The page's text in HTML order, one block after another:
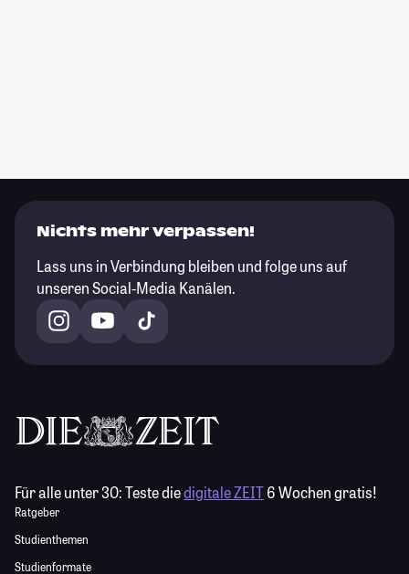
Nichts mehr verpassen!
Lass uns in Verbindung bleiben und folge uns auf
unseren Social-Media Kanälen.
Für alle unter 30:Teste diedigitale ZEIT6 Wochen gratis!
Ratgeber
Studienthemen
Studienformate